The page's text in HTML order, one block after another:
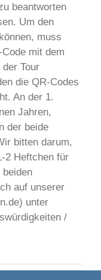
beantworten
Um den
muss
mit dem
Tour
die QR-Codes
An der 1.
Jahren,
der beide
bitten darum,
2 Heftchen für
auf unserer
unter
/